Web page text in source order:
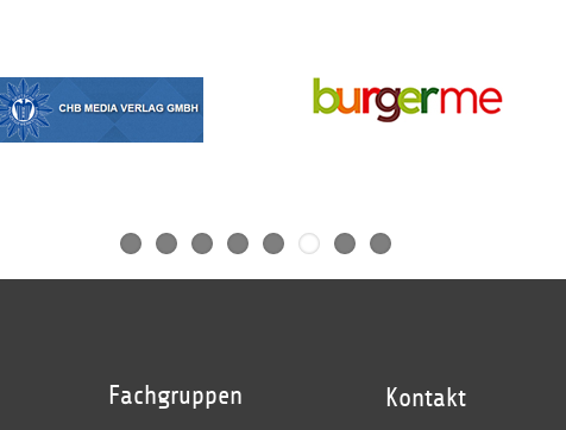
Fachgruppen Kontakt